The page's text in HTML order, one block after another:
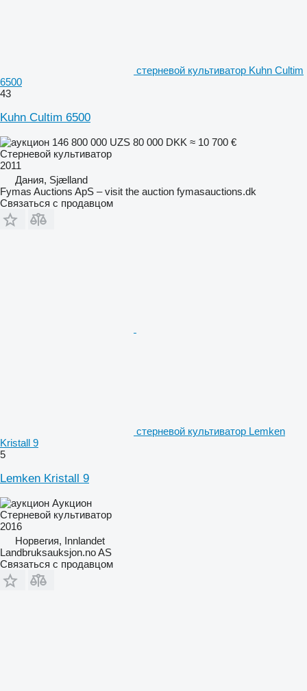
стерневой культиватор Kuhn Cultim
6500
43
Kuhn Cultim 6500
146 800 000 UZS 80 000 DKK ≈ 10 700 €
Стерневой культиватор
2011
Дания, Sjælland
Fymas Auctions ApS – visit the auction fymasauctions.dk
Связаться с продавцом
стерневой культиватор Lemken
Kristall 9
5
Lemken Kristall 9
Аукцион
Стерневой культиватор
2016
Норвегия, Innlandet
Landbruksauksjon.no AS
Связаться с продавцом